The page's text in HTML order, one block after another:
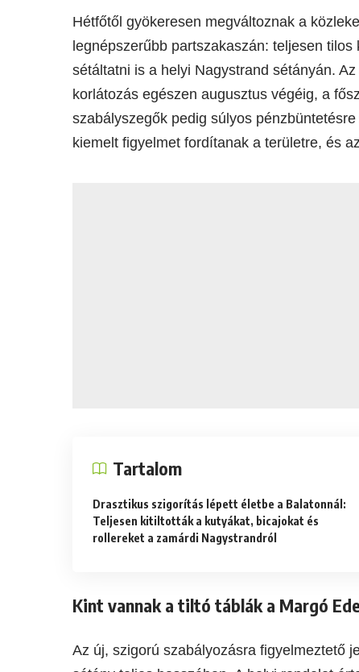
Hétfőtől gyökeresen megváltoznak a
legnépszerűbb partszakaszán: teljesen
sétáltatni is a helyi Nagystrand sétányán.
korlátozás egészen augusztus végéig, a
szabályszegők pedig súlyos
kiemelt figyelmet fordítanak a területre, és
Tartalom
Drasztikus szigorítás lépett életbe a Balatonnál:
Teljesen kitiltották a kutyákat, bicajokat és
rollereket a zamárdi Nagystrandról
Kint vannak a tiltó táblák a Margó
Az új, szigorú szabályozásra figyelmeztető